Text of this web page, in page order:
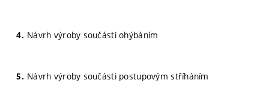
Návrh výroby součásti ohýbáním
Návrh výroby součásti postupovým stříháním